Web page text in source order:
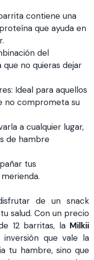
contiene una
que ayuda en
del
no quieras dejar
Ideal para aquellos
no comprometa su
a cualquier lugar,
de hambre
tus
de un snack
salud. Con un precio
12 barritas, la Milkii
inversión que vale la
tu hambre, sino que